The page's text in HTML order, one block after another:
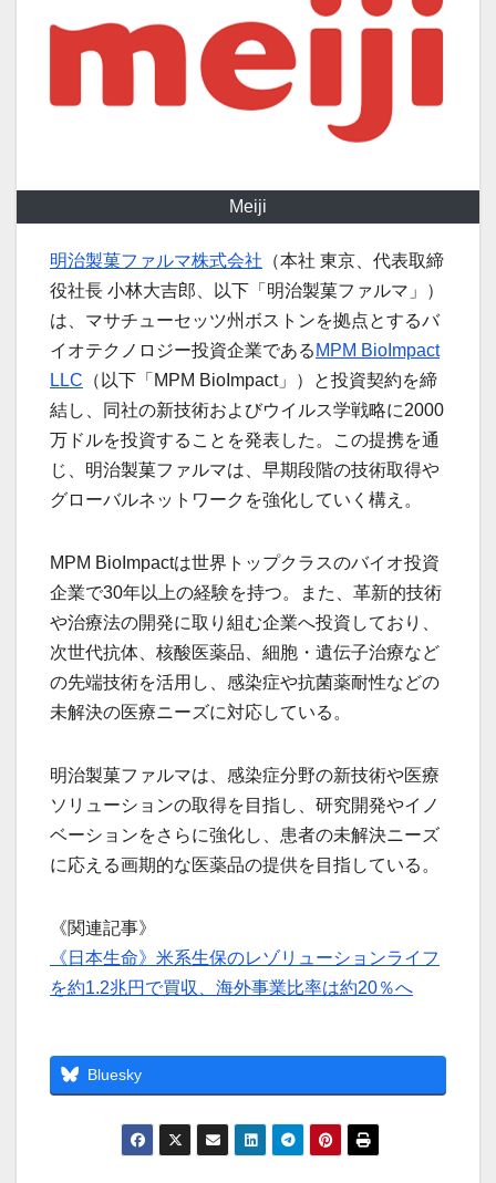
Meiji
明治製菓ファルマ株式会社 （本社 東京、代表取締
役社長 小林大吉郎、以下「明治製菓ファルマ」）
は、マサチューセッツ州ボストンを拠点とするバ
イオテクノロジー投資企業である MPM BioImpact
LLC （以下「MPM BioImpact」）と投資契約を締
結し、同社の新技術およびウイルス学戦略に2000
万ドルを投資することを発表した。この提携を通
じ、明治製菓ファルマは、早期段階の技術取得や
グローバルネットワークを強化していく構え。
MPM BioImpactは世界トップクラスのバイオ投資
企業で30年以上の経験を持つ。また、革新的技術
や治療法の開発に取り組む企業へ投資しており、
次世代抗体、核酸医薬品、細胞・遺伝子治療など
の先端技術を活用し、感染症や抗菌薬耐性などの
未解決の医療ニーズに対応している。
明治製菓ファルマは、感染症分野の新技術や医療
ソリューションの取得を目指し、研究開発やイノ
ベーションをさらに強化し、患者の未解決ニーズ
に応える画期的な医薬品の提供を目指している。
《関連記事》
《日本生命》米系生保のレゾリューションライフ
を約1.2兆円で買収、海外事業比率は約20％へ
Bluesky